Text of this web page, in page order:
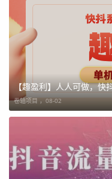
【趣盈利】人人可做，
卷轴项目 ，08-02